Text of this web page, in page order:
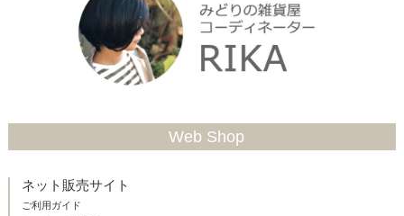
Web Shop
ネット販売サイト
ご利用ガイド